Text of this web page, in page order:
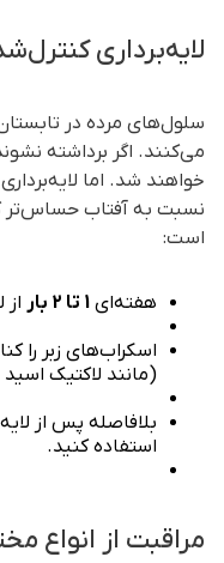
لایه‌برداری
سلول‌های مرده در
می‌کنند. اگر برداشته
خواهند شد. اما
نسبت به آفتاب حساس‌تر
است:
هفته‌ای 1 تا 2 بار
از
اسکراب‌های زبر را
(مانند لاکتیک
بلافاصله پس از
استفاده کنید.
مراقبت از انواع